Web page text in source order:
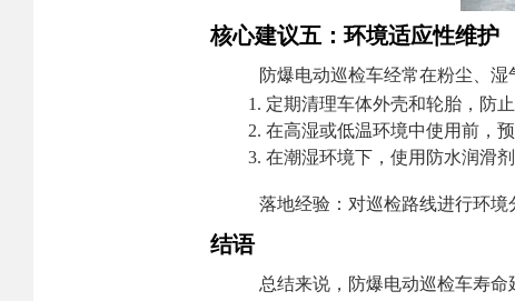
核心建议五：环境适应性维护
防爆电动巡检车经常在粉尘、
定期清理车体外壳和轮胎，防
在高湿或低温环境中使用前，
在潮湿环境下，使用防水润滑
落地经验：对巡检路线进行环境
结语
总结来说，防爆电动巡检车寿